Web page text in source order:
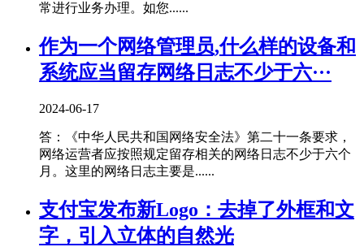
常进行业务办理。如您......
作为一个网络管理员,什么样的设备和
系统应当留存网络日志不少于六···
2024-06-17
答：《中华人民共和国网络安全法》第二十一条要求，
网络运营者应按照规定留存相关的网络日志不少于六个
月。这里的网络日志主要是......
支付宝发布新Logo：去掉了外框和文
字，引入立体的自然光